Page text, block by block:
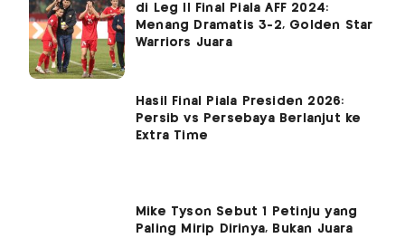
di Leg II Final Piala AFF 2024:
Menang Dramatis 3-2, Golden Star
Warriors Juara
Hasil Final Piala Presiden 2026:
Persib vs Persebaya Berlanjut ke
Extra Time
Mike Tyson Sebut 1 Petinju yang
Paling Mirip Dirinya, Bukan Juara